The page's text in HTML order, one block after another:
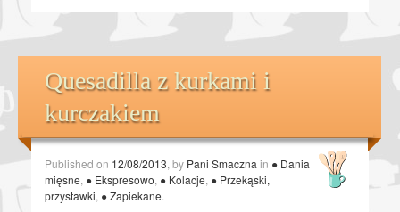
Quesadilla z kurkami i
kurczakiem
Published on 12/08/2013 , by Pani Smaczna in ● Dania
mięsne ● Ekspresowo ● Kolacje ● Przekąski,
przystawki ● Zapiekane